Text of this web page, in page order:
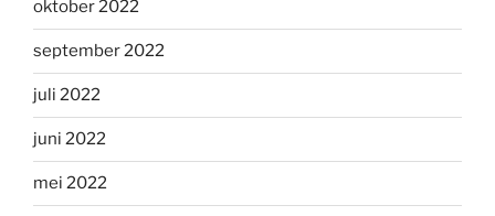
oktober 2022
september 2022
juli 2022
juni 2022
mei 2022